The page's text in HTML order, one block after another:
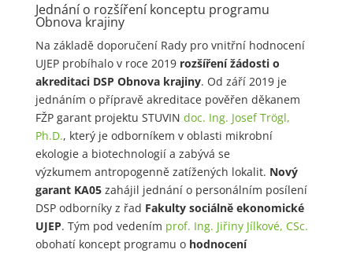
Jednání o rozšíření konceptu programu
Obnova krajiny
Na základě doporučení Rady pro vnitřní hodnocení
UJEP probíhalo v roce 2019rozšíření žádosti o
akreditaci DSP Obnova krajiny. Od září 2019 je
jednáním o přípravě akreditace pověřen děkanem
FŽP garant projektu STUVIN doc. Ing. Josef Trögl,
Ph.D., který je odborníkem v oblasti mikrobní
ekologie a biotechnologií a zabývá se
výzkumem antropogenně zatížených lokalit. Nový
garant KA05zahájil jednání o personálním posílení
DSP odborníky z řad Fakulty sociálně ekonomické
UJEP. Tým pod vedením prof. Ing. Jiřiny Jílkové, CSc.
obohatí koncept programu o hodnocení